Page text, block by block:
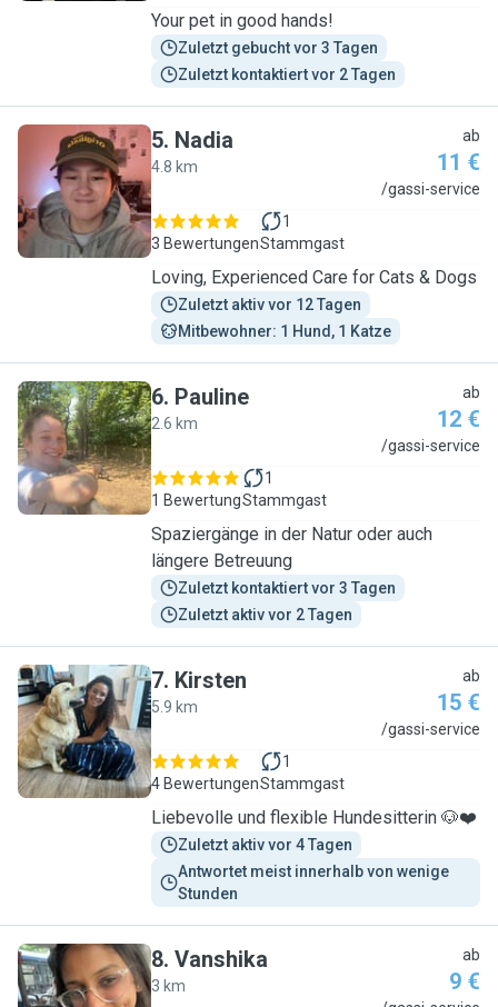
Your pet in good hands!
Zuletzt gebucht vor 3 Tagen
Zuletzt kontaktiert vor 2 Tagen
N
5. Nadia
4.8 km
ab
11 €
/gassi-service
3 Bewertungen
1
Stammgast
Loving, Experienced Care for Cats & Dogs
Zuletzt aktiv vor 12 Tagen
Mitbewohner: 1 Hund, 1 Katze
P
6. Pauline
2.6 km
ab
12 €
/gassi-service
1 Bewertung
1
Stammgast
Spaziergänge in der Natur oder auch
längere Betreuung
Zuletzt kontaktiert vor 3 Tagen
Zuletzt aktiv vor 2 Tagen
K
7. Kirsten
5.9 km
ab
15 €
/gassi-service
4 Bewertungen
1
Stammgast
Liebevolle und flexible Hundesitterin 🐶❤️
Zuletzt aktiv vor 4 Tagen
Antwortet meist innerhalb von wenige
Stunden
8. Vanshika
3 km
ab
9 €